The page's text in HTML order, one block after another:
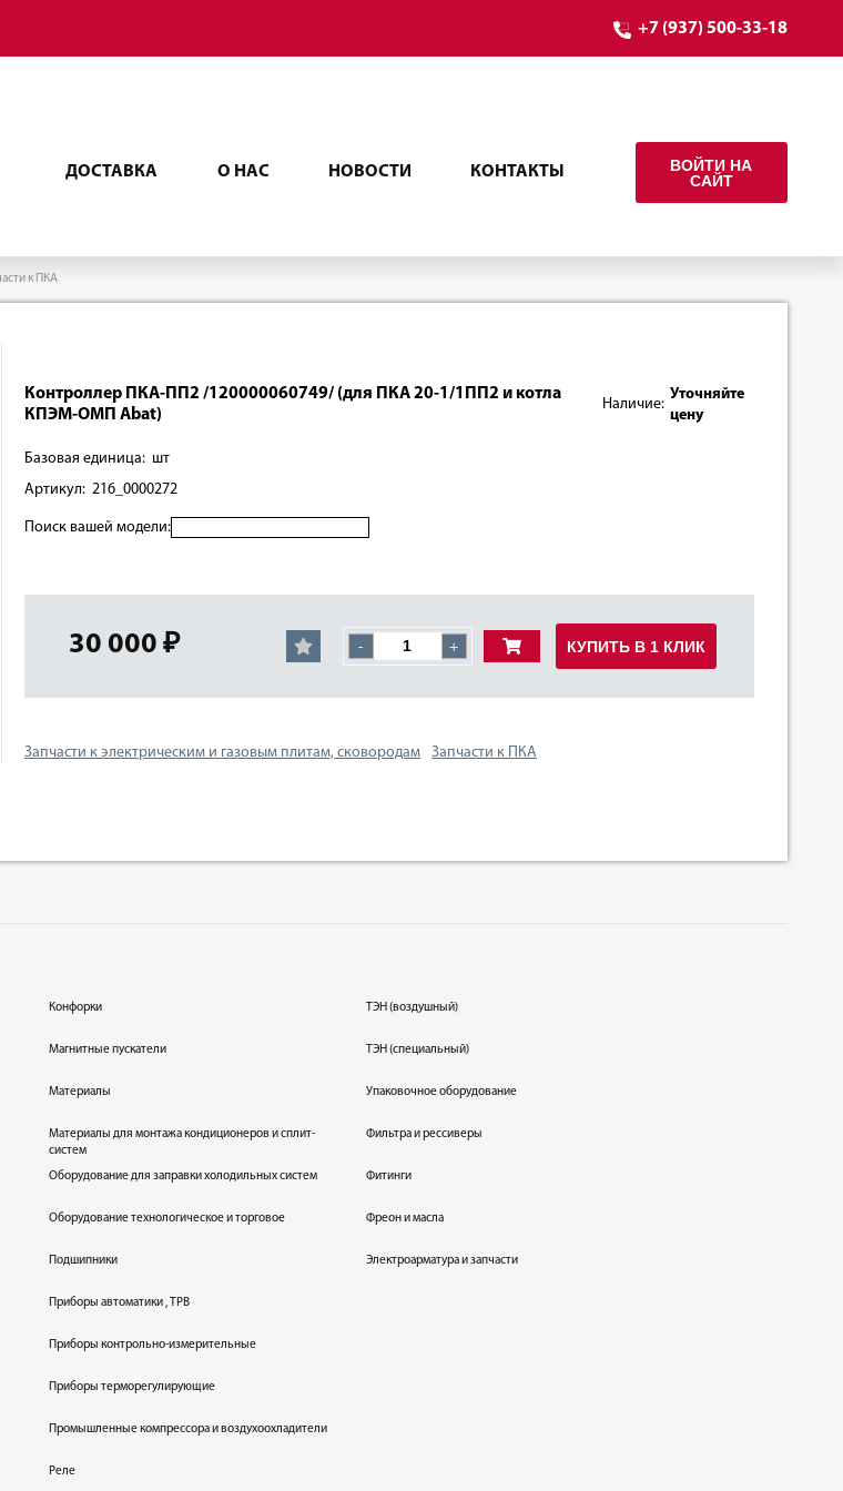
+7 (937) 500-33-18
ДОСТАВКА О НАС НОВОСТИ КОНТАКТЫ
ВОЙТИ НА
САЙТ
к ПКА
Контроллер ПКА-ПП2 /120000060749/ (для ПКА 20-1/1ПП2 и котла
КПЭМ-ОМП Abat)
Наличие:
Уточняйте
цену
Базовая единица: шт
Артикул: 216_0000272
Поиск вашей модели:
30 000 ₽ - + КУПИТЬ В 1 КЛИК
Запчасти к электрическим и газовым плитам, сковородам Запчасти к ПКА
Конфорки
Магнитные пускатели
Материалы
Материалы для монтажа кондиционеров и сплит-
систем
Оборудование для заправки холодильных систем
Оборудование технологическое и торговое
Подшипники
Приборы автоматики , ТРВ
Приборы контрольно-измерительные
Приборы терморегулирующие
Промышленные компрессора и воздухоохладители
Реле
ТЭН (воздушный)
ТЭН (специальный)
Упаковочное оборудование
Фильтра и рессиверы
Фитинги
Фреон и масла
Электроарматура и запчасти